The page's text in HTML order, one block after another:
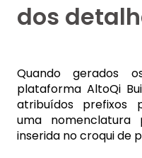
dos
Quando gerados
plataforma AltoQi
atribuídos prefixos
uma
inserida no croqui de